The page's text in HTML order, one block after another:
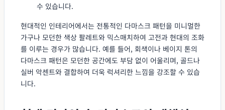
수 있습니다.
현대적인 인테리어에서는 전통적인 다마스크 패턴을 미니멀한
가구나 모던한 색상 팔레트와 믹스매치하여 고전과 현대의 조화
를 이루는 경우가 많습니다. 예를 들어, 회색이나 베이지 톤의
다마스크 패턴은 모던한 공간에도 부담 없이 어울리며, 골드나
실버 악센트와 결합하여 더욱 럭셔리한 느낌을 강조할 수 있습
니다.